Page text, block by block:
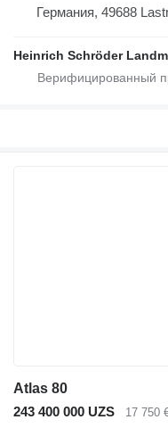
Германия, 49688
Heinrich Schröder
Atlas 80
243 400 000 UZS
17 750